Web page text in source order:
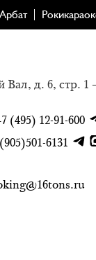
Вал, д. 6, стр.
(495) 12-91-600
6131